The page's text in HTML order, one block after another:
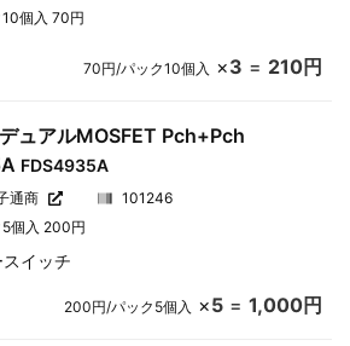
個入 70円
70円/パック10個入 ×3 = 210円
ュアルMOSFET Pch+Pch
FDS4935A
通商
101246
5個入 200円
イッチ
200円/パック5個入 ×5= 1,000円